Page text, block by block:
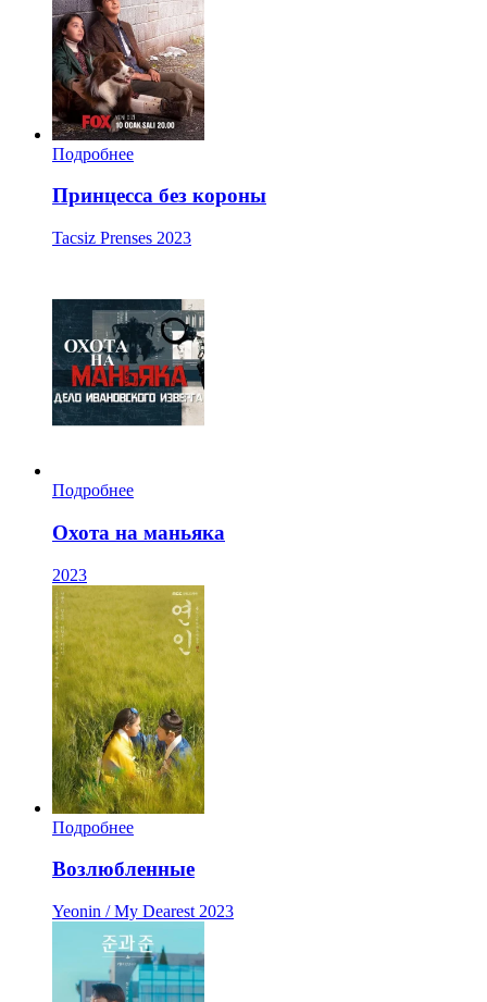
Подробнее
Принцесса без короны
Tacsiz Prenses 2023
Подробнее
Охота на маньяка
2023
Подробнее
Возлюбленные
Yeonin / My Dearest 2023